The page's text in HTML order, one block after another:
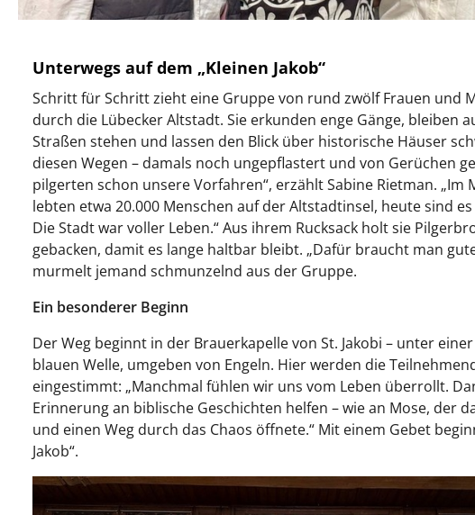
Unterwegs auf dem „Kleinen Jakob“
Schritt für Schritt zieht eine Gruppe von rund zwölf Frauen und
durch die Lübecker Altstadt. Sie erkunden enge Gänge, bleiben
Straßen stehen und lassen den Blick über historische Häuser
diesen Wegen – damals noch ungepflastert und von Gerüchen
pilgerten schon unsere Vorfahren“, erzählt Sabine Rietman. „Im
lebten etwa 20.000 Menschen auf der Altstadtinsel, heute sind
Die Stadt war voller Leben.“ Aus ihrem Rucksack holt sie
gebacken, damit es lange haltbar bleibt. „Dafür braucht man
murmelt jemand schmunzelnd aus der Gruppe.
Ein besonderer Beginn
Der Weg beginnt in der Brauerkapelle von St. Jakobi – unter
blauen Welle, umgeben von Engeln. Hier werden die
eingestimmt: „Manchmal fühlen wir uns vom Leben überrollt.
Erinnerung an biblische Geschichten helfen – wie an Mose, der
und einen Weg durch das Chaos öffnete.“ Mit einem Gebet
Jakob“.